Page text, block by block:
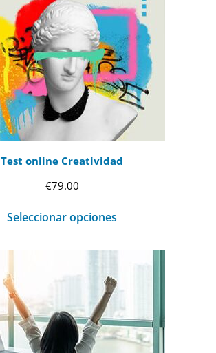
€69.00
hasta
€99.00
Test online Creatividad
€79.00
Seleccionar opciones